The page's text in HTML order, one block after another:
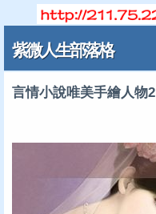
紫微人生部落格
言情小說唯美手繪人物2